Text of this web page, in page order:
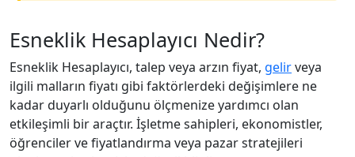
Esneklik Hesaplayıcı Nedir?
Esneklik Hesaplayıcı, talep veya arzın fiyat, gelirveya
ilgili malların fiyatı gibi faktörlerdeki değişimlere ne
kadar duyarlı olduğunu ölçmenize yardımcı olan
etkileşimli bir araçtır. İşletme sahipleri, ekonomistler,
öğrenciler ve fiyatlandırma veya pazar stratejileri